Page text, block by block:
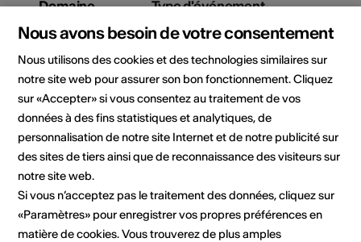
Domaine
Type d'événement
Film / projection
Exposition
Classe d'âge
Tout public
Public cible
Amateur·rice·s d’art
Lieu de l'événement
Nous avons besoin de votre consentement
Nous utilisons des cookies et des technologies similaires sur
notre site web pour assurer son bon fonctionnement. Cliquez
sur «Accepter» si vous consentez au traitement de vos
données à des fins statistiques et analytiques, de
personnalisation de notre site Internet et de notre publicité sur
des sites de tiers ainsi que de reconnaissance des visiteurs sur
notre site web.
Si vous n’acceptez pas le traitement des données, cliquez sur
«Paramètres» pour enregistrer vos propres préférences en
matière de cookies. Vous trouverez de plus amples